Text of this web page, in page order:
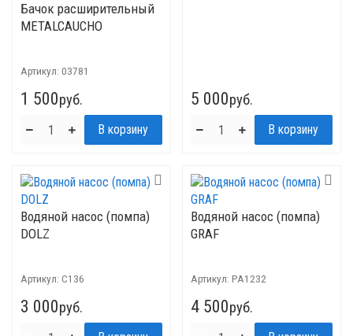
Бачок расширительный
METALCAUCHO
Артикул: 03781
1 500руб. 5 000руб.
Водяной насос (помпа)
DOLZ
Артикул: C136
3 000руб.
Водяной насос (помпа)
GRAF
Артикул: PA1232
4 500руб.